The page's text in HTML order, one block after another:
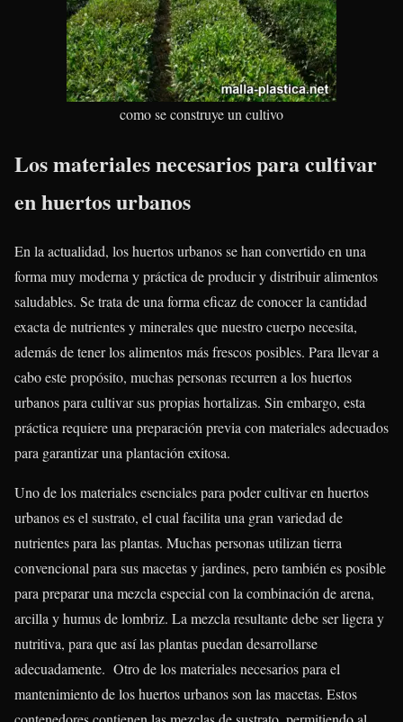
como se construye un cultivo
Los materiales necesarios para cultivar
en huertos urbanos
En la actualidad, los huertos urbanos se han convertido en una
forma muy moderna y práctica de producir y distribuir alimentos
saludables. Se trata de una forma eficaz de conocer la cantidad
exacta de nutrientes y minerales que nuestro cuerpo necesita,
además de tener los alimentos más frescos posibles. Para llevar a
cabo este propósito, muchas personas recurren a los huertos
urbanos para cultivar sus propias hortalizas. Sin embargo, esta
práctica requiere una preparación previa con materiales adecuados
para garantizar una plantación exitosa.
Uno de los materiales esenciales para poder cultivar en huertos
urbanos es el sustrato, el cual facilita una gran variedad de
nutrientes para las plantas. Muchas personas utilizan tierra
convencional para sus macetas y jardines, pero también es posible
para preparar una mezcla especial con la combinación de arena,
arcilla y humus de lombriz. La mezcla resultante debe ser ligera y
nutritiva, para que así las plantas puedan desarrollarse
adecuadamente. Otro de los materiales necesarios para el
mantenimiento de los huertos urbanos son las macetas. Estos